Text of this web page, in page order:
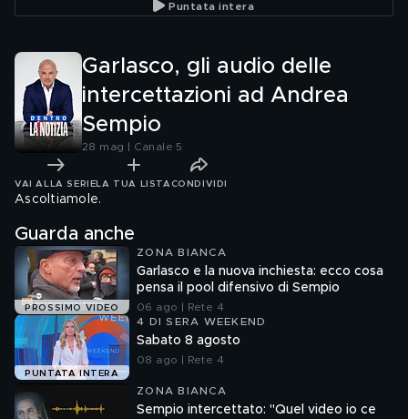
Puntata intera
Garlasco, gli audio delle
intercettazioni ad Andrea
Sempio
28 mag | Canale 5
VAI ALLA SERIE LA TUA LISTA CONDIVIDI
Ascoltiamole.
Guarda anche
PROSSIMO VIDEO
ZONA BIANCA
Garlasco e la nuova inchiesta: ecco cosa
pensa il pool difensivo di Sempio
06 ago | Rete 4
PUNTATA INTERA
4 DI SERA WEEKEND
Sabato 8 agosto
08 ago | Rete 4
ZONA BIANCA
Sempio intercettato: "Quel video io ce